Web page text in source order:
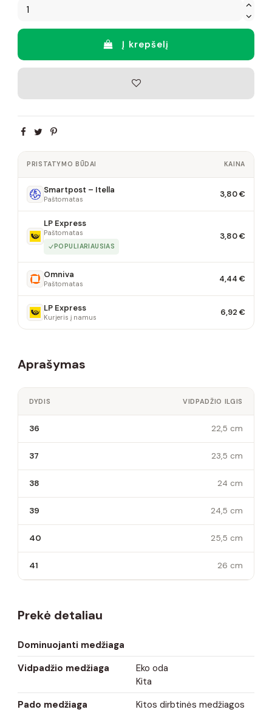
Į krepšelį
PRISTATYMO BŪDAI KAINA
Smartpost – Itella
Paštomatas 3,80 €
LP Express
Paštomatas
POPULIARIAUSIAS
3,80 €
Omniva
Paštomatas 4,44 €
LP Express
Kurjeris į namus 6,92 €
Aprašymas
DYDIS VIDPADŽIO ILGIS
36 22,5 cm
37 23,5 cm
38 24 cm
39 24,5 cm
40 25,5 cm
41 26 cm
Prekė detaliau
Dominuojanti medžiaga
Vidpadžio medžiaga
Eko oda
Kita
Pado medžiaga
Kitos dirbtinės medžiagos